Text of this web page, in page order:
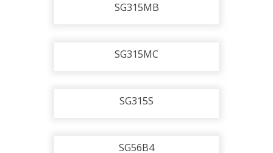
SG315MB
SG315MC
SG315S
SG56B4